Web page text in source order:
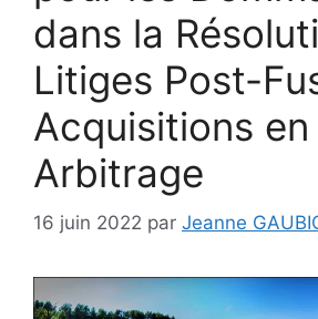
dans la
Litiges Post-
Acquisitions en
Arbitrage
16 juin 2022 par Jeanne